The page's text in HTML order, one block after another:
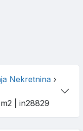
Nekretnina ›
| in28829